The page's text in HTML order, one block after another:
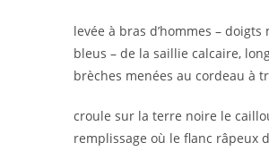
levée à bras d’hommes –
bleus – de la saillie calcaire,
brèches menées au cordeau à
croule sur la terre noire le
remplissage où le flanc râpeux